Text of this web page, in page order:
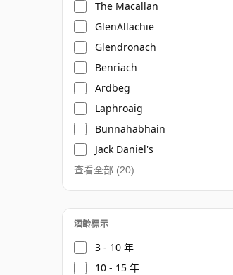
The Macallan
GlenAllachie
Glendronach
Benriach
Ardbeg
Laphroaig
Bunnahabhain
Jack Daniel's
查看全部 (20)
酒齡標示
3 - 10 年
10 - 15 年